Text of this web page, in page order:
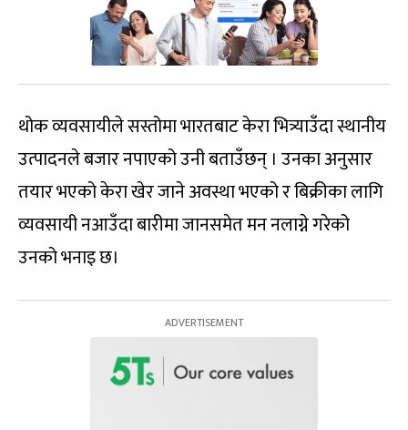
थोक व्यवसायीले सस्तोमा भारतबाट केरा भित्र्याउँदा स्थानीय
उत्पादनले बजार नपाएको उनी बताउँछन् । उनका अनुसार
तयार भएको केरा खेर जाने अवस्था भएको र बिक्रीका लागि
व्यवसायी नआउँदा बारीमा जानसमेत मन नलाग्ने गरेको
उनको भनाइ छ।